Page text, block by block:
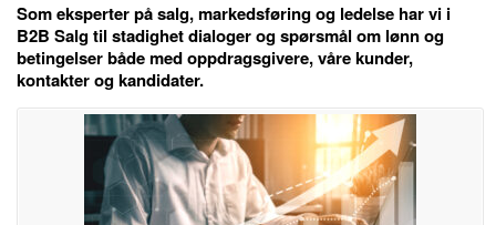
Som eksperter på salg, markedsføring og ledelse har vi i
B2B Salg til stadighet dialoger og spørsmål om lønn og
betingelser både med oppdragsgivere, våre kunder,
kontakter og kandidater.